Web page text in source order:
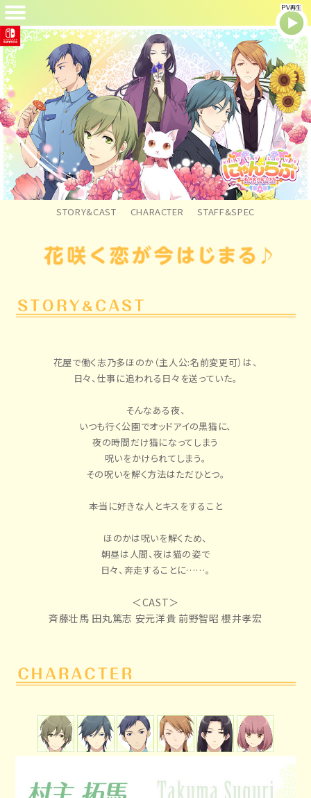
STORY&CAST CHARACTER STAFF&SPEC
花屋で働く志乃多ほのか（主人公:名前変更可）は、
日々、仕事に追われる日々を送っていた。
そんなある夜、
いつも行く公園でオッドアイの黒猫に、
夜の時間だけ猫になってしまう
呪いをかけられてしまう。
その呪いを解く方法はただひとつ。
――本当に好きな人とキスをすること
ほのかは呪いを解くため、
朝昼は人間、夜は猫の姿で
日々、奔走することに……。
＜CAST＞
斉藤壮馬 田丸篤志 安元洋貴 前野智昭 櫻井孝宏